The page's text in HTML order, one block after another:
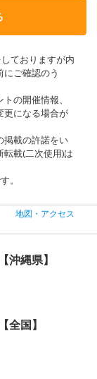
ておりますが内
ご確認のう
の開催情報、
更になる場合が
掲載の許諾をい
載(二次使用)は
。
地図・アクセス
沖縄県】
全国】